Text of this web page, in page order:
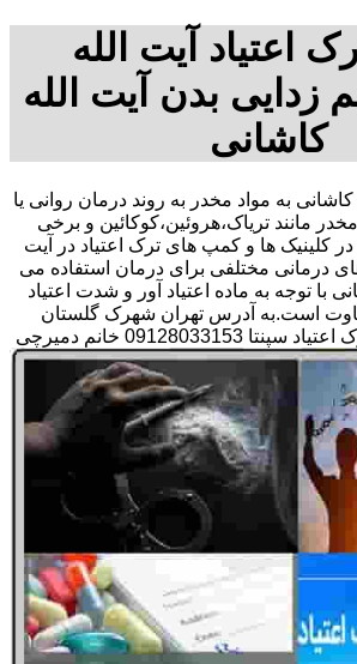
اعتیاد آیت الله
زدایی بدن آیت الله
کاشانی
کاشانی به مواد مخدر به روند درمان روانی یا
مانند تریاک،هروئین،کوکائین و برخی
کلینیک ها و کمپ های ترک اعتیاد در آیت
درمانی مختلفی برای درمان استفاده می
با توجه به ماده اعتیاد آور و شدت اعتیاد
است.به آدرس تهران شهرک گلستان
خانم دمیرچی